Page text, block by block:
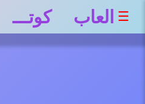
☰ العاب